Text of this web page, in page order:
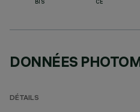
BIS CE
DONNÉES
DÉTAILS